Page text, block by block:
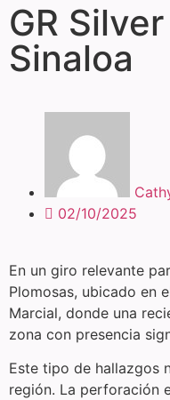
GR
Sinaloa
02/10/2025
En un giro relevante
Plomosas, ubicado en
Marcial, donde una
zona con presencia
Este tipo de hallazgos
región. La perforación